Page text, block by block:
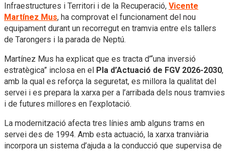
Infraestructures i Territori i de la Recuperació, Vicente
Martínez Mus, ha comprovat el funcionament del nou
equipament durant un recorregut en tramvia entre els tallers
de Tarongers i la parada de Neptú.
Martínez Mus ha explicat que es tracta d’“una inversió
estratègica” inclosa en el Pla d’Actuació de FGV 2026-2030,
amb la qual es reforça la seguretat, es millora la qualitat del
servei i es prepara la xarxa per a l’arribada dels nous tramvies
i de futures millores en l’explotació.
La modernització afecta tres línies amb alguns trams en
servei des de 1994. Amb esta actuació, la xarxa tranviària
incorpora un sistema d’ajuda a la conducció que supervisa de